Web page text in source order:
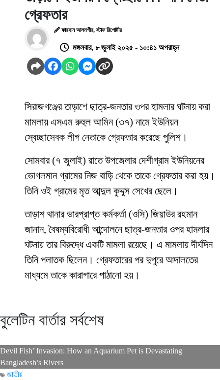
গ্রেফতার
ফারহান আলমগীর, স্টাফ রিপোর্টার
মঙ্গলবার, ৮ জুলাই ২০২৫ - ১০:৪১ অপরাহ্ন
সিরাজগঞ্জের তাড়াশে ছাত্র-জনতার ওপর হামলার ঘটনায় করা
মামলায় এসএম রুহুল আমিন (৩৭) নামে ইউনিয়ন
স্বেচ্ছাসেবক লীগ নেতাকে গ্রেফতার করেছে পুলিশ।
সোমবার (৭ জুলাই) রাতে উপজেলার দেশীগ্রাম ইউনিয়নের
ভোগলমান গ্রামের নিজ বাড়ি থেকে তাকে গ্রেফতার করা হয়।
তিনি ওই গ্রামের মৃত আব্দুল কুদ্দুস সেখের ছেলে।
তাড়াশ থানার ভারপ্রাপ্ত কর্মকর্তা (ওসি) জিয়াউর রহমান
জানান, বৈষম্যবিরোধী আন্দোলনে ছাত্র-জনতার ওপর হামলার
ঘটনায় তার বিরুদ্ধে একটি মামলা রয়েছে। এ মামলায় দীর্ঘদিন
তিনি পলাতক ছিলেন। গ্রেফতারের পর দুপুরে আদালতের
মাধ্যমে তাকে কারাগারে পাঠানো হয়।
বুলেটিন বার্তার সর্বশেষ
Devil Fish’ Invasion: How an Aquarium Pet is Devastating
Bangladesh’s Rivers
জাতীয়